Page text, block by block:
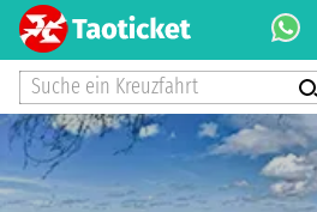
Suche ein Kreuzfahrt